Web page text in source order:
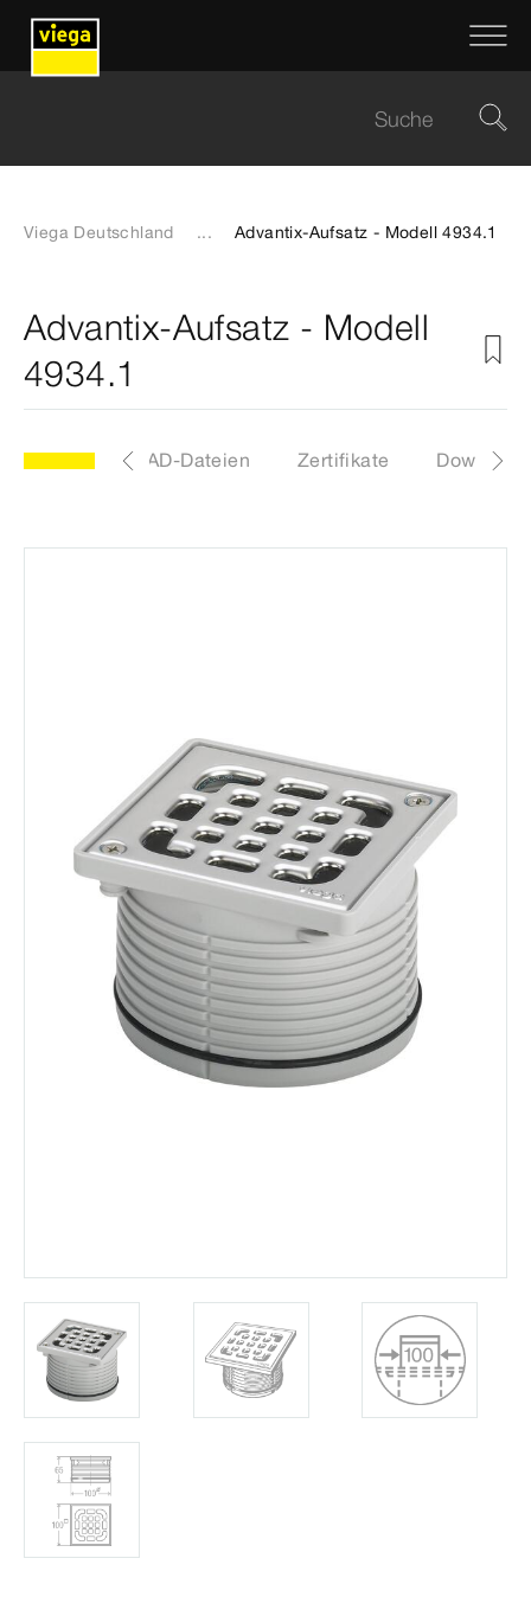
Viega Deutschland ... Advantix-Aufsatz - Modell 4934.1
Advantix-Aufsatz - Modell
4934.1
Etiketten CAD-Dateien Zertifikate